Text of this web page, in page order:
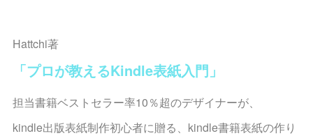
Hattchi著
「プロが教えるKindle表紙入門」
担当書籍ベストセラー率10％超のデザイナーが、
kindle出版表紙制作初心者に贈る、kindle書籍表紙の作り